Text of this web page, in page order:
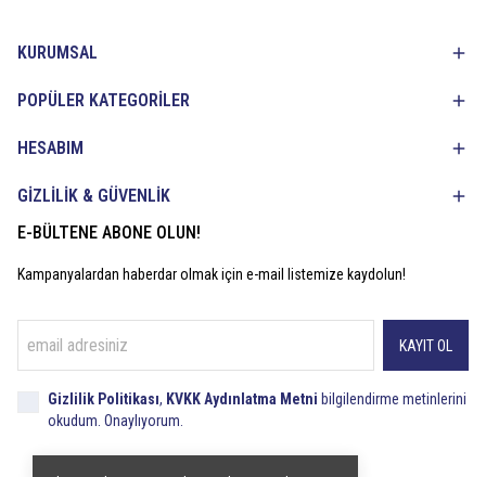
KURUMSAL
POPÜLER KATEGORİLER
HESABIM
GİZLİLİK & GÜVENLİK
E-BÜLTENE ABONE OLUN!
Kampanyalardan haberdar olmak için e-mail listemize kaydolun!
KAYIT OL
Gizlilik Politikası, KVKK Aydınlatma Metni bilgilendirme metinlerini
okudum. Onaylıyorum.